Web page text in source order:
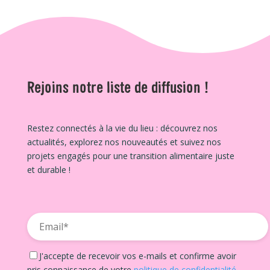
Rejoins notre liste de diffusion !
Restez connectés à la vie du lieu : découvrez nos
actualités, explorez nos nouveautés et suivez nos
projets engagés pour une transition alimentaire juste
et durable !
J'accepte de recevoir vos e-mails et confirme avoir